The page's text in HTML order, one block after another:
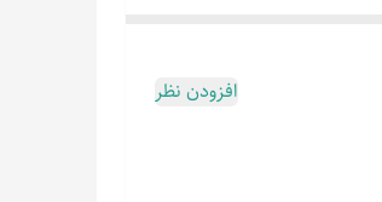
افزودن نظر